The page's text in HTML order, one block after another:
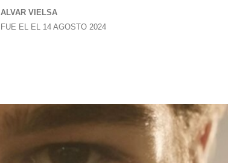
ALVAR VIELSA
FUE EL EL 14 AGOSTO 2024